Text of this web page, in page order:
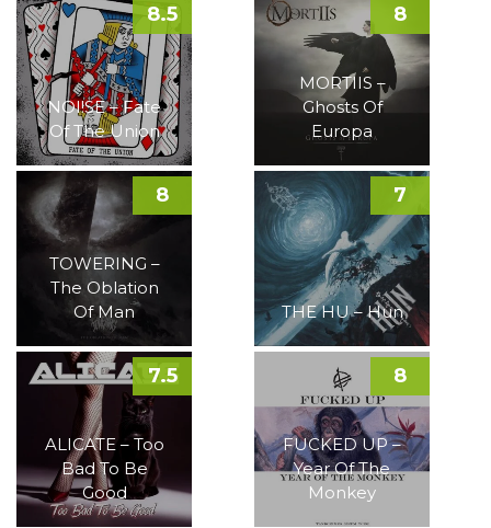
NOI!SE – Fate
Of The Union
8.5
MORTIIS –
Ghosts Of
Europa
8
TOWERING –
The Oblation
Of Man
8
THE HU – Hun
7
ALICATE – Too
Bad To Be
Good
7.5
FUCKED UP –
Year Of The
Monkey
8